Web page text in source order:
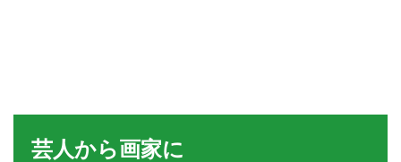
芸人から画家に